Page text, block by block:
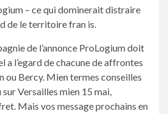
– ce qui dominerait distraire
de le territoire fran is.
de l’annonce ProLogium doit
a l’egard de chacune de affrontes
ou Bercy. Mien termes conseilles
Versailles mien 15 mai,
Mais vos message prochains en